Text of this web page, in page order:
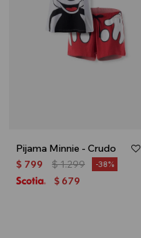
Pijama Minnie - Crudo
$ 799 $1.299 38
$ 679